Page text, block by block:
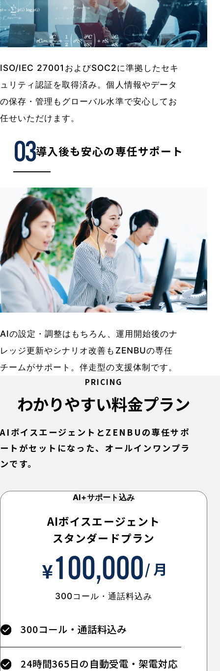
ISO/IEC 27001およびSOC2に準拠したセキ
ュリティ認証を取得済み。個人情報やデータ
の保存・管理もグローバル水準で安心してお
任せいただけます。
導入後も安心の専任サポート
AIの設定・調整はもちろん、運用開始後のナ
レッジ更新やシナリオ改善もZENBUの専任
チームがサポート。伴走型の支援体制です。
PRICING
わかりやすい料金プラン
AIボイスエージェントとZENBUの専任サポ
ートがセットになった、オールインワンプラ
ンです。
AI+サポート込み
AIボイスエージェント
スタンダードプラン
300コール・通話料込み
300コール・通話料込み
24時間365日の自動受電・架電対応